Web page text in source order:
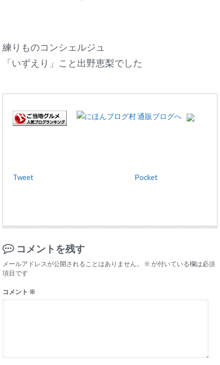
練りものコンシェルジュ
「いずえり」こと出野恵梨でした
Tweet Pocket
コメントを残す
メールアドレスが公開されることはありません。 ※ が付いている欄は必須
項目です
コメント ※